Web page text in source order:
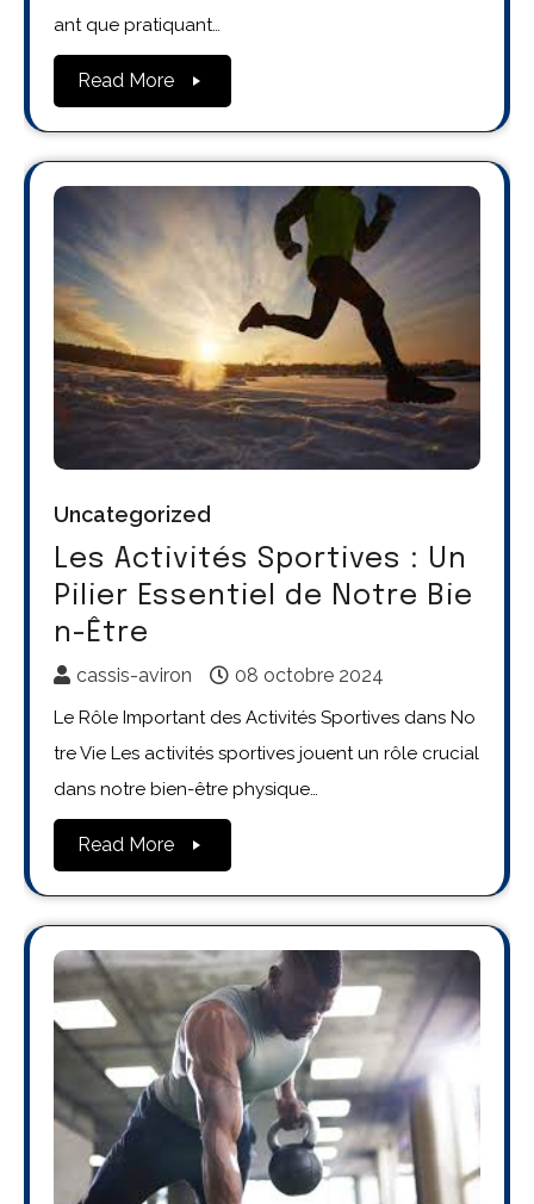
ant que pratiquant…
Read More
Uncategorized
Les Activités Sportives : Un
Pilier Essentiel de Notre Bie
n-Être
cassis-aviron 08 octobre 2024
Le Rôle Important des Activités Sportives dans No
tre Vie Les activités sportives jouent un rôle crucial
dans notre bien-être physique…
Read More